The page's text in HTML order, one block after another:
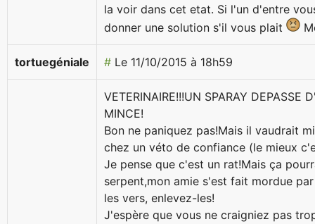
la voir dans cet etat. Si l'un d'entre
donner une solution s'il vous plait
tortuegéniale # Le 11/10/2015 à 18h59
VETERINAIRE!!!UN SPARAY DEPASSE
MINCE!
Bon ne paniquez pas!Mais il vaudrait
chez un véto de confiance (le mieux
Je pense que c'est un rat!Mais ça
serpent,mon amie s'est fait mordue
les vers, enlevez-les!
J'espère que vous ne craigniez pas